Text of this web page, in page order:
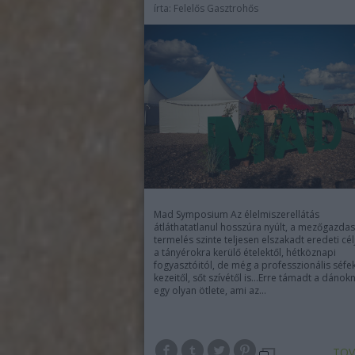
írta: Felelős Gasztrohős
Mad Symposium Az élelmiszerellátás
átláthatatlanul hosszúra nyúlt, a
termelés szinte teljesen elszakadt eredeti
a tányérokra kerülő ételektől, hétköznapi
fogyasztóitól, de még a professzionális
kezeitől, sőt szívétől is...Erre támadt a
egy olyan ötlete, ami az…